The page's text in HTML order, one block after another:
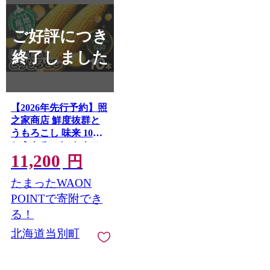
ご好評につき
終了しました
【2026年先行予約】照
之家商店 鮮度抜群と
うもろこし 味来 10本 |
とうもろこし トウモ
ロコシ 北海道とうも
ろこし 朝採れとうも
ろこし 産地直送とう
もろこし 北海道産と
うもろこし
11,200 円
たまったWAON
POINTで寄附でき
る！
北海道当別町